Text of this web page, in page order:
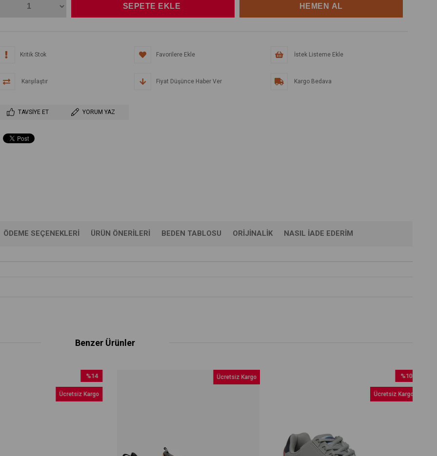
Kritik Stok Favorilere Ekle İstek Listeme Ekle
Karşılaştır Fiyat Düşünce Haber Ver Kargo Bedava
TAVSIYE ET YORUM YAZ
ÖDEME SEÇENEKLERI ÜRÜN ÖNERILERI BEDEN TABLOSU ORIJINALIK NASIL İADE EDERIM
Benzer Ürünler
%14
İndirim
%14İndirim
Ücretsiz Kargo
Ücretsiz Kargo
%10
İndirim
%10İndirim
Ücretsiz Kargo